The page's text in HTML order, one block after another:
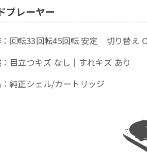
プレーヤー
：回転33回転45回転 安定｜切り替え
：目立つキズ なし｜すれキズ あり
：純正シェル/カートリッジ